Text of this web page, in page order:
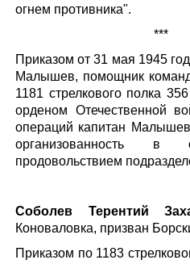
огнем противника".
***
Приказом от 31 мая 1945
Малышев, помощник
1181 стрелкового полка
орденом Отечественной
операций капитан Малышев
организованность в
продовольствием
Соболев Терентий
Коноваловка, призван
Приказом по 1183